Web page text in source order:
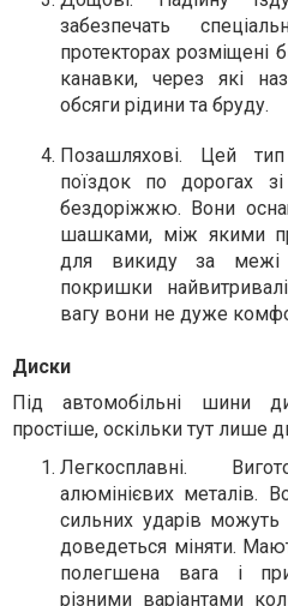
забезпечать
протекторах розміщені
канавки, через які
обсяги рідини та бруду.
Позашляхові. Цей
поїздок по дорогах
бездоріжжю. Вони
шашками, між якими
для викиду за межі
покришки
вагу вони не дуже
Диски
Під автомобільні шини
простіше, оскільки тут лише
Легкосплавні.
алюмінієвих металів.
сильних ударів можуть
доведеться міняти.
полегшена вага і
різними варіантами